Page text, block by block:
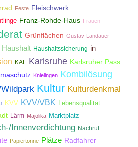
Feste Fleischwerk
Franz-Rohde-Haus Frauen
Grünflächen Gustav-Landauer
Haushalt Haushaltssicherung in
KAL Karlsruhe Karlsruher Pass
Knielingen Kombilösung
Kultur Kulturdenkmal
KVV KVV/VBK Lebensqualität
Lärm Majolika Marktplatz
Innenverdichtung Nachruf
Papiertonne Plätze Radfahrer